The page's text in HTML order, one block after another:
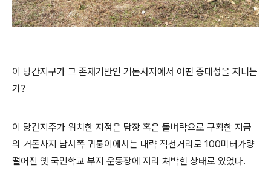
이 당간지구가 그 존재기반인 거돈사지에서 어떤 중대성을 지니는
가?
이 당간지주가 위치한 지점은 담장 혹은 돌벼락으로 구획한 지금
의 거돈사지 남서쪽 귀퉁이에서는 대략 직선거리로 100미터가량
떨어진 옛 국민학교 부지 운동장에 저리 쳐박힌 상태로 있었다.